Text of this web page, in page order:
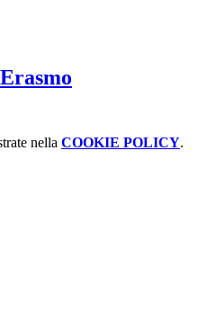
nella COOKIE POLICY.